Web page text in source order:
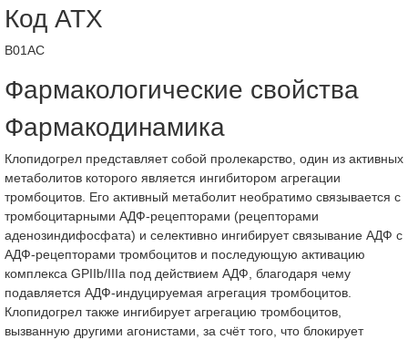
Код АТХ
B01AC
Фармакологические свойства
Фармакодинамика
Клопидогрел представляет собой пролекарство, один из активных
метаболитов которого является ингибитором агрегации
тромбоцитов. Его активный метаболит необратимо связывается с
тромбоцитарными АДФ-рецепторами (рецепторами
аденозиндифосфата) и селективно ингибирует связывание АДФ с
АДФ-рецепторами тромбоцитов и последующую активацию
комплекса GPIIb/IIIa под действием АДФ, благодаря чему
подавляется АДФ-индуцируемая агрегация тромбоцитов.
Клопидогрел также ингибирует агрегацию тромбоцитов,
вызванную другими агонистами, за счёт того, что блокирует